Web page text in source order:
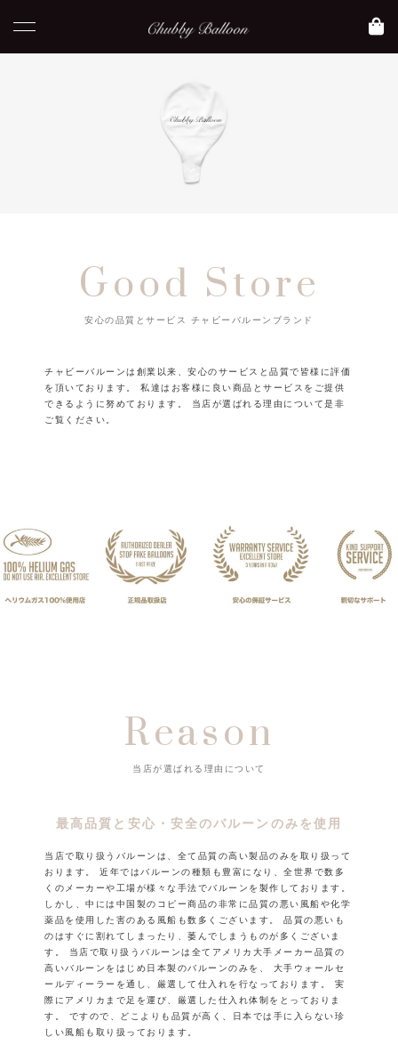
Good Store
安心の品質とサービス チャビーバルーンブランド
チャビーバルーンは創業以来、安心のサービスと品質で皆様に評価
を頂いております。
私達はお客様に良い商品とサービスをご提供
できるように努めております。
当店が選ばれる理由について是非
ご覧ください。
Reason
当店が選ばれる理由について
最高品質と安心・安全のバルーンのみを使用
当店で取り扱うバルーンは、全て品質の高い製品のみを取り扱って
おります。
近年ではバルーンの種類も豊富になり、全世界で数多
くのメーカーや工場が様々な手法でバルーンを製作しております。
しかし、中には中国製のコピー商品の非常に品質の悪い風船や化学
薬品を使用した害のある風船も数多くございます。
品質の悪いも
のはすぐに割れてしまったり、萎んでしまうものが多くございま
す。
当店で取り扱うバルーンは全てアメリカ大手メーカー品質の
高いバルーンをはじめ日本製のバルーンのみを、
大手ウォールセ
ールディーラーを通し、厳選して仕入れを行なっております。
実
際にアメリカまで足を運び、厳選した仕入れ体制をとっておりま
す。
ですので、どこよりも品質が高く、日本では手に入らない珍
しい風船も取り扱っております。